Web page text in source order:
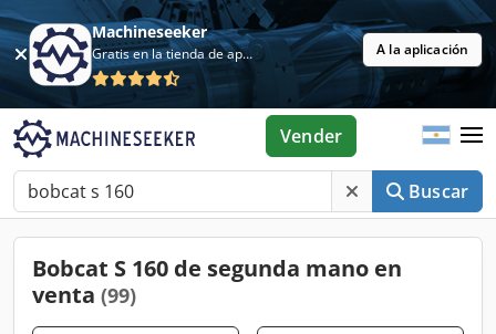
Machineseeker
Gratis en la tienda de aplicaciones A la aplicación
Buscar
Vender
Bobcat S 160 de segunda mano en
venta (99)